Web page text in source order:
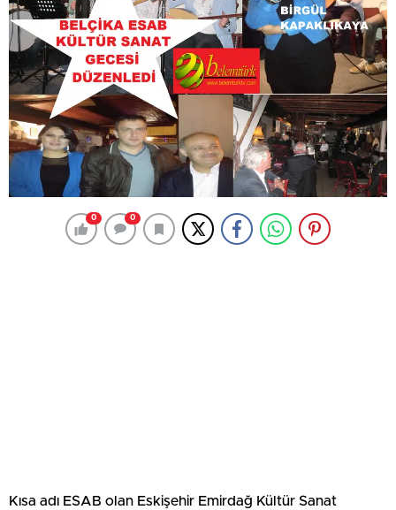
0 0
Kısa adı ESAB olan Eskişehir Emirdağ Kültür Sanat